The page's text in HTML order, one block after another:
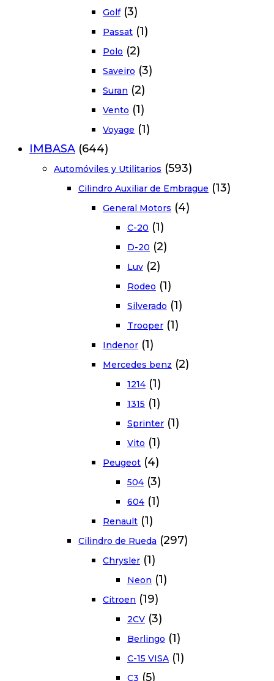
Golf (3)
Passat (1)
Polo (2)
Saveiro (3)
Suran (2)
Vento (1)
Voyage (1)
IMBASA (644)
Automóviles y Utilitarios (593)
Cilindro Auxiliar de Embrague (13)
General Motors (4)
C-20 (1)
D-20 (2)
Luv (2)
Rodeo (1)
Silverado (1)
Trooper (1)
Indenor (1)
Mercedes benz (2)
1214 (1)
1315 (1)
Sprinter (1)
Vito (1)
Peugeot (4)
504 (3)
604 (1)
Renault (1)
Cilindro de Rueda (297)
Chrysler (1)
Neon (1)
Citroen (19)
2CV (3)
Berlingo (1)
C-15 VISA (1)
C3 (5)